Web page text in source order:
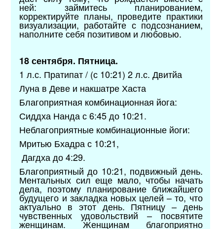
ней: займитесь планированием,
корректируйте планы, проведите практики
визуализации, работайте с подсознанием,
наполните себя позитивом и любовью.
18 сентября. Пятница.
1 л.с. Пратипат / (с 10:21) 2 л.с. Двитйа
Луна в Деве и накшатре Хаста
Благоприятная комбинационная йога:
Сиддха Нанда с 6:45 до 10:21.
Неблагоприятные комбинационные йоги:
Мритью Бхадра с 10:21,
Дагдха до 4:29.
Благоприятный до 10:21, подвижный день.
Ментальных сил еще мало, чтобы начать
дела, поэтому планирование ближайшего
будущего и закладка новых целей – то, что
актуально в этот день. Пятницу – день
чувственных удовольствий – посвятите
женщинам. Женщинам благоприятно